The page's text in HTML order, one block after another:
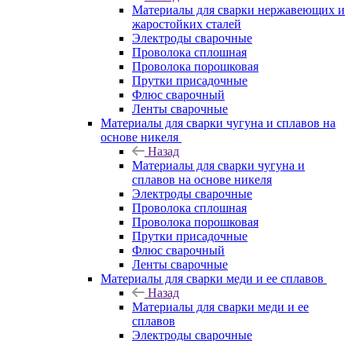
Материалы для сварки нержавеющих и
жаростойких сталей
Электроды сварочные
Проволока сплошная
Проволока порошковая
Прутки присадочные
Флюс сварочный
Ленты сварочные
Материалы для сварки чугуна и сплавов на
основе никеля
Назад
Материалы для сварки чугуна и
сплавов на основе никеля
Электроды сварочные
Проволока сплошная
Проволока порошковая
Прутки присадочные
Флюс сварочный
Ленты сварочные
Материалы для сварки меди и ее сплавов
Назад
Материалы для сварки меди и ее
сплавов
Электроды сварочные